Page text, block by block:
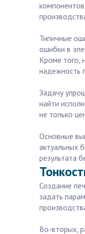
Типичные
ошибки в
Кроме того,
надежность
Задачу
найти
не только
Основные
актуальных
результата
Создание
задать
Во-вторых,